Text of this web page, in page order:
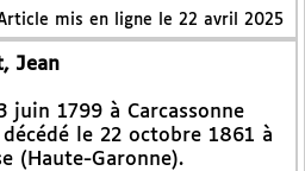
mis en ligne le 22 avril 2025
Jean
juin 1799 à Carcassonne
décédé le 22 octobre 1861 à
(Haute-Garonne).